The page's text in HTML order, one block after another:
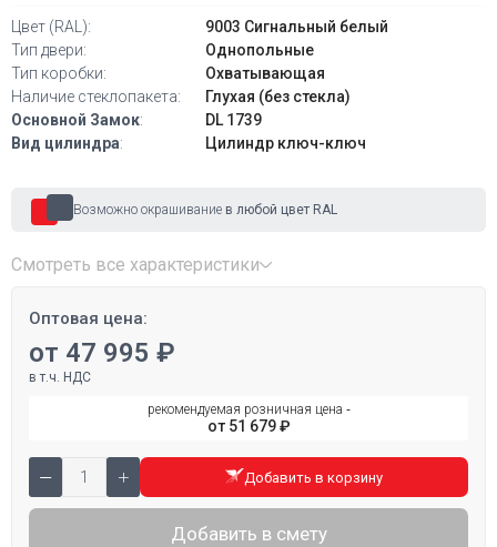
Цвет (RAL):
9003 Сигнальный белый
Тип двери:
Однопольные
Тип коробки:
Охватывающая
Наличие стеклопакета:
Глухая (без стекла)
Основной Замок:
DL 1739
Вид цилиндра: Цилиндр ключ-ключ
Возможно окрашивание в любой цвет RAL
Смотреть все характеристики
Оптовая цена:
от 47 995 ₽
в т.ч. НДС
рекомендуемая розничная цена ‐
от 51 679 ₽
Добавить в корзину
Добавить в смету